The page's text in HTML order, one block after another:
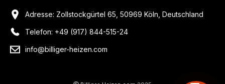
Adresse: Zollstockgürtel 65, 50969 Köln, Deutschland
Telefon: +49 (917) 844-515-24
info@billiger-heizen.com